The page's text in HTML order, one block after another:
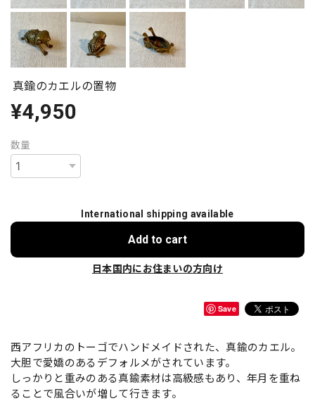
真鍮のカエルの置物
¥4,950
数量
International shipping available
Add to cart
日本国内にお住まいの方向け
Save
西アフリカのトーゴでハンドメイドされた、真鍮のカエル。
大胆で愛嬌のあるデフォルメがされています。
しっかりと重みのある真鍮素材は高級感もあり、年月を重ね
ることで風合いが増して行きます。